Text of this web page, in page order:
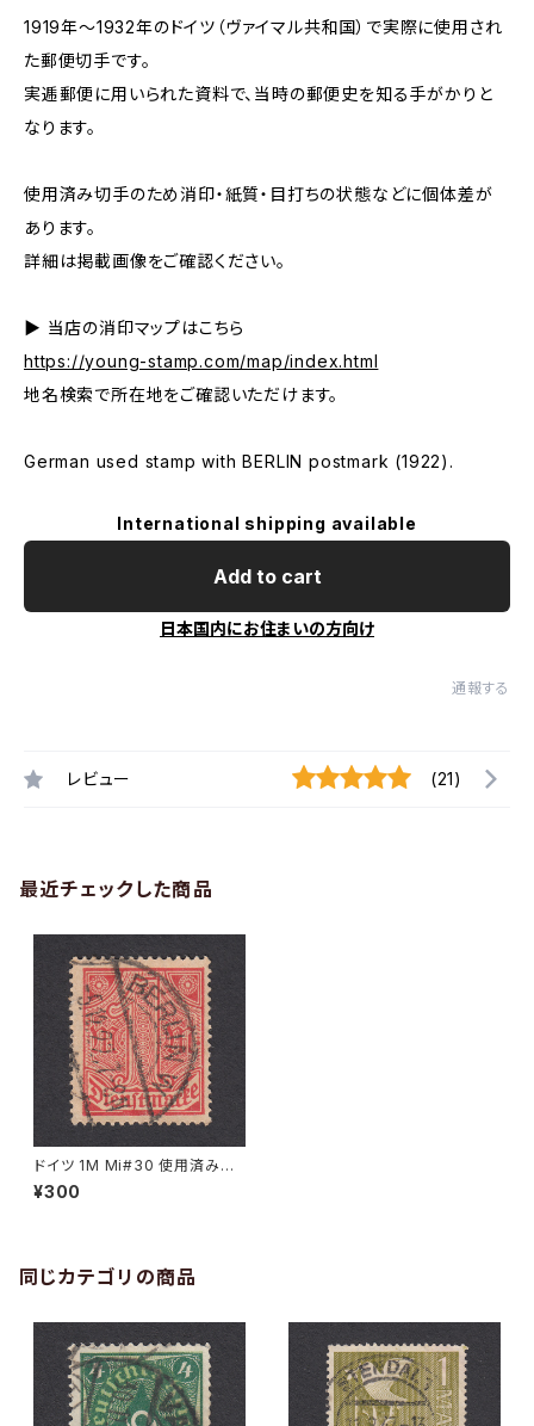
1919年～1932年のドイツ（ヴァイマル共和国）で実際に使用され
た郵便切手です。
実逓郵便に用いられた資料で、当時の郵便史を知る手がかりと
なります。
使用済み切手のため消印・紙質・目打ちの状態などに個体差が
あります。
詳細は掲載画像をご確認ください。
▶ 当店の消印マップはこちら
https://young-stamp.com/map/index.html
地名検索で所在地をご確認いただけます。
German used stamp with BERLIN postmark (1922).
International shipping available
Add to cart
日本国内にお住まいの方向け
通報する
レビュー (21)
最近チェックした商品
ドイツ 1M Mi#30 使用済み切
手｜BERLIN 5.12.1922
¥300
同じカテゴリの商品